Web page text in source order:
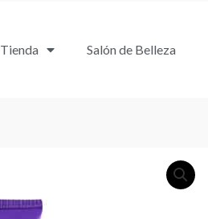
Tienda Salón de Belleza